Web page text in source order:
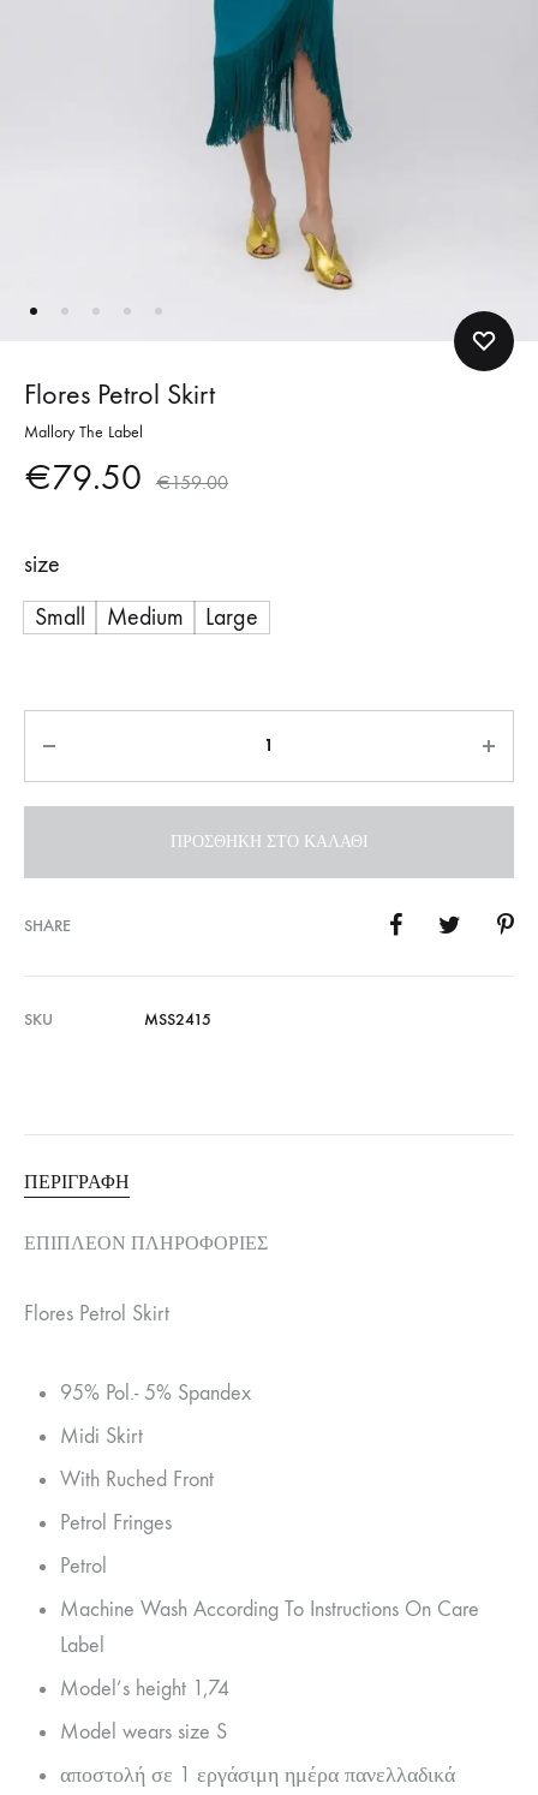
Flores Petrol Skirt
Mallory The Label
€79.50 €159.00
size
Small
Medium Large
ΠΡΟΣΘΉΚΗ ΣΤΟ ΚΑΛΆΘΙ
SHARE
SKU MSS2415
ΠΕΡΙΓΡΑΦΉ
ΕΠΙΠΛΈΟΝ ΠΛΗΡΟΦΟΡΊΕΣ
Flores Petrol Skirt
95% Pol.- 5% Spandex
Midi Skirt
With Ruched Front
Petrol Fringes
Petrol
Machine Wash According To Instructions On Care
Label
Model’s height 1,74
Model wears size S
αποστολή σε 1 εργάσιμη ημέρα πανελλαδικά